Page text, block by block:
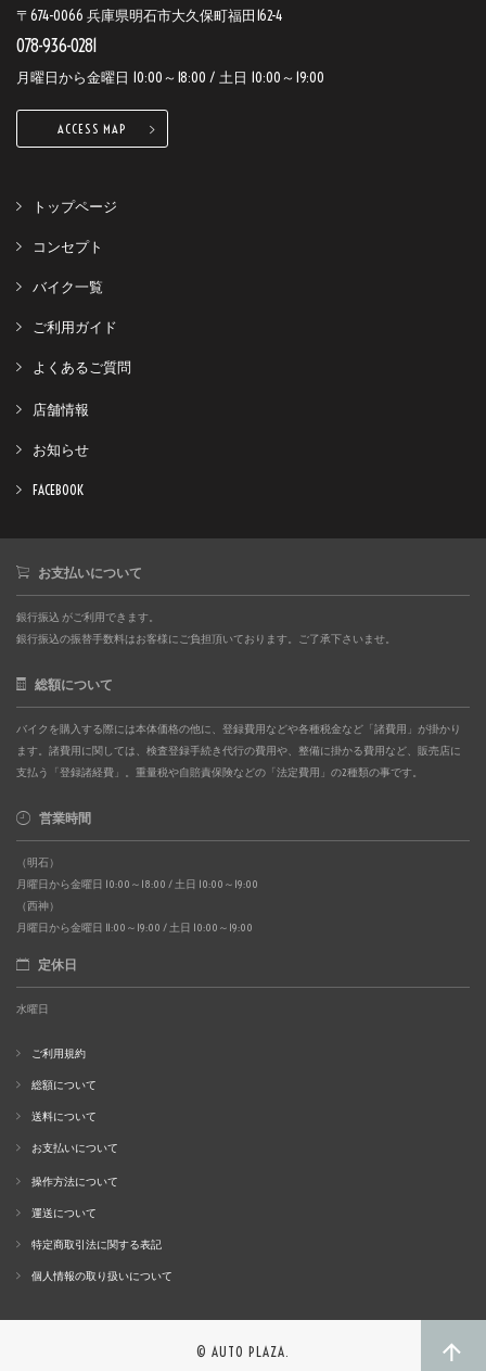
〒674-0066 兵庫県明石市大久保町福田162-4
078-936-0281
月曜日から金曜日 10:00～18:00 / 土日 10:00～19:00
ACCESS MAP
トップページ
コンセプト
バイク一覧
ご利用ガイド
よくあるご質問
店舗情報
お知らせ
FACEBOOK
お支払いについて
銀行振込 がご利用できます。
銀行振込の振替手数料はお客様にご負担頂いております。ご了承下さいませ。
総額について
バイクを購入する際には本体価格の他に、登録費用などや各種税金など「諸費用」が掛かり
ます。諸費用に関しては、検査登録手続き代行の費用や、整備に掛かる費用など、販売店に
支払う「登録諸経費」。重量税や自賠責保険などの「法定費用」の2種類の事です。
営業時間
（明石）
月曜日から金曜日 10:00～18:00 / 土日 10:00～19:00
（西神）
月曜日から金曜日 11:00～19:00 / 土日 10:00～19:00
定休日
水曜日
ご利用規約
総額について
送料について
お支払いについて
操作方法について
運送について
特定商取引法に関する表記
個人情報の取り扱いについて
© AUTO PLAZA.